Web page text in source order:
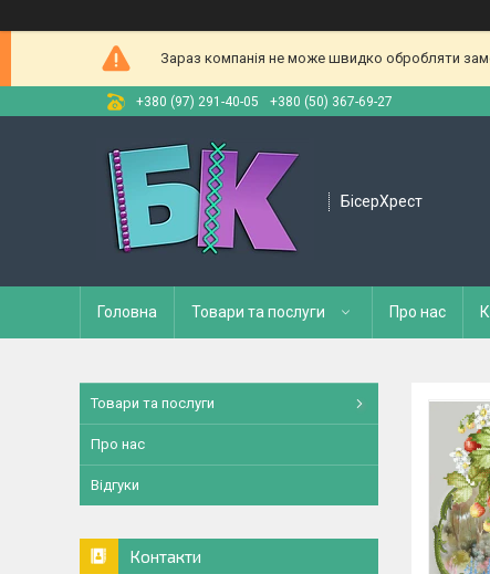
Зараз компанія не може швидко обробляти
+380 (97) 291-40-05 +380 (50) 367-69-27
БісерХрест
Головна Товари та послуги Про нас
Товари та послуги
Про нас
Відгуки
Контакти